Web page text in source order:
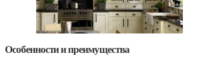
Особенности и преимущества